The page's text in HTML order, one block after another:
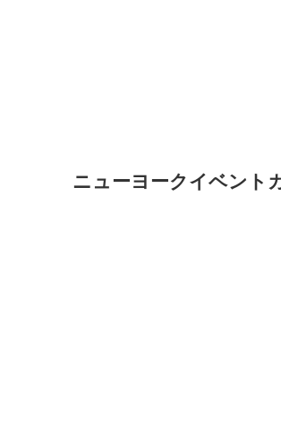
ニューヨークイベント